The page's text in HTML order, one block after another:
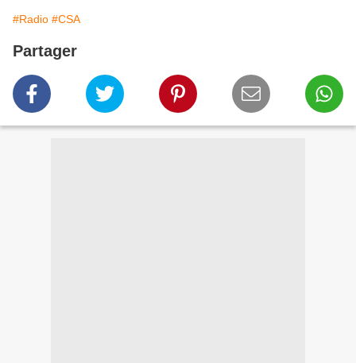
#Radio #CSA
Partager